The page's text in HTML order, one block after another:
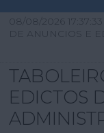
08/08/2026 17:37:33
DE ANUNCIOS E
EDICTOS